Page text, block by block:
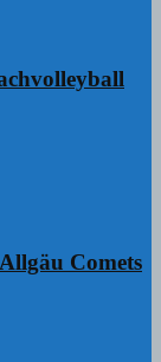
Comets